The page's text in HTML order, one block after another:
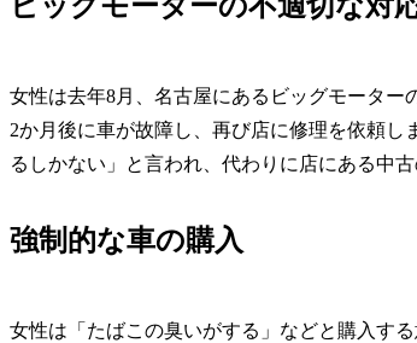
女性は去年8月、名古屋にあるビッグモータ
2か月後に車が故障し、再び店に修理を依頼
るしかない」と言われ、代わりに店にある中
強制的な車の購入
女性は「たばこの臭いがする」などと購入す